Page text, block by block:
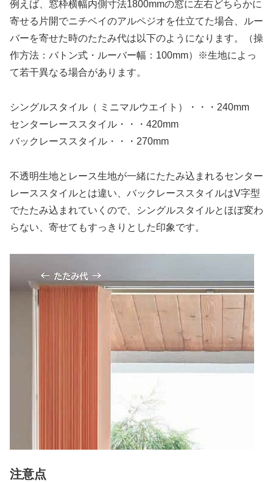
例えば、窓枠横幅内側寸法1800mmの窓に左右どちらかに
寄せる片開でニチベイのアルペジオを仕立てた場合、ルー
バーを寄せた時のたたみ代は以下のようになります。（操
作方法：バトン式・ルーバー幅：100mm）※生地によっ
て若干異なる場合があります。
シングルスタイル（ ミニマルウエイト）・・・240mm
センターレーススタイル・・・420mm
バックレーススタイル・・・270mm
不透明生地とレース生地が一緒にたたみ込まれるセンター
レーススタイルとは違い、バックレーススタイルはV字型
でたたみ込まれていくので、シングルスタイルとほぼ変わ
らない、寄せてもすっきりとした印象です。
注意点